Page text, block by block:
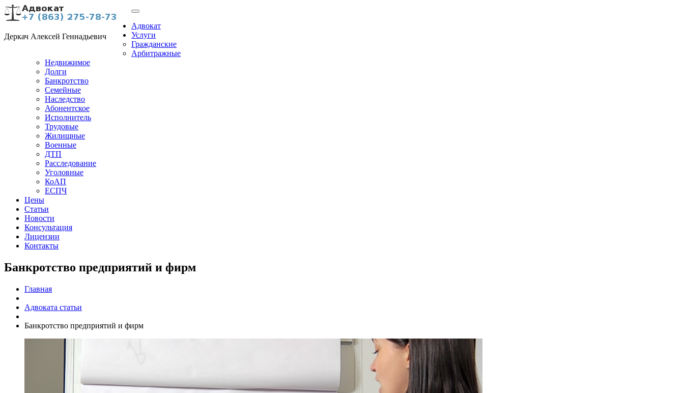
Деркач Алексей Геннадьевич
Адвокат
Услуги
Гражданские
Арбитражные
Недвижимое
Долги
Банкротство
Семейные
Наследство
Абонентское
Исполнитель
Трудовые
Жилищные
Военные
ДТП
Расследование
Уголовные
КоАП
ЕСПЧ
Цены
Статьи
Новости
Консультация
Лицензии
Контакты
Банкротство предприятий и фирм
Главная
Адвоката статьи
Банкротство предприятий и фирм